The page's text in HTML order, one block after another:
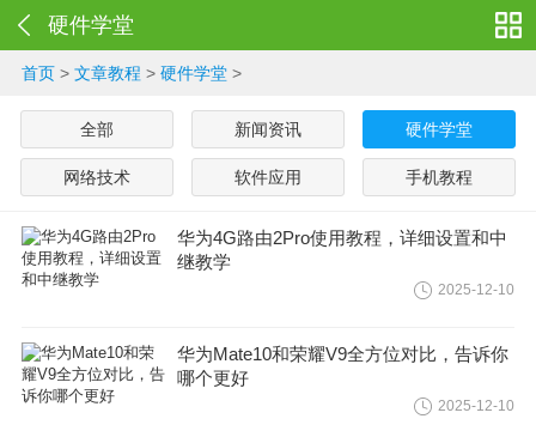
硬件学堂
首页> 文章教程 > 硬件学堂>
全部 新闻资讯 硬件学堂
网络技术 软件应用 手机教程
华为4G路由2Pro使用教程，详细设置和中
继教学
2025-12-10
华为Mate10和荣耀V9全方位对比，告诉你
哪个更好
2025-12-10